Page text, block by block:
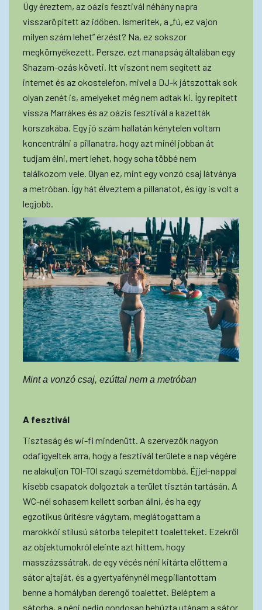
Úgy éreztem, az oázis fesztivál néhány napra
visszaröpített az időben. Ismeritek, a „fú, ez vajon
milyen szám lehet” érzést? Na, ez sokszor
megkörnyékezett. Persze, ezt manapság általában egy
Shazam-ozás követi. Itt viszont nem segített az
internet és az okostelefon, mivel a DJ-k játszottak sok
olyan zenét is, amelyeket még nem adtak ki. Így repített
vissza Marrákes és az oázis fesztivál a kazetták
korszakába. Egy jó szám hallatán kénytelen voltam
koncentrálni a pillanatra, hogy azt minél jobban át
tudjam élni, mert lehet, hogy soha többé nem
találkozom vele. Olyan ez, mint egy vonzó csaj látványa
a metróban. Így hát élveztem a pillanatot, és így is volt a
legjobb.
Mint a vonzó csaj, ezúttal nem a metróban
A fesztivál
Tisztaság és wi-fi mindenütt. A szervezők nagyon
odafigyeltek arra, hogy a fesztivál területe a nap végére
ne alakuljon TOI-TOI szagú szemétdombbá. Éjjel-nappal
kisebb csapatok dolgoztak a terület tisztán tartásán. A
WC-nél sohasem kellett sorban állni, és ha egy
egzotikus ürítésre vágytam, meglátogattam a
marokkói stílusú sátorba telepített toaletteket. Ezekről
az objektumokról eleinte azt hittem, hogy
masszázssátrak, de egy vécés néni kitárta előttem a
sátor ajtaját, és a gyertyafénynél megpillantottam
benne a homályban derengő toalettet. Beléptem a
sátorba, a néni pedig gondosan behúzta utánam a sátor